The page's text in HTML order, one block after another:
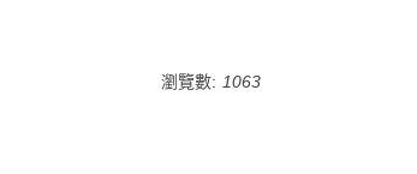
瀏覽數: 1063